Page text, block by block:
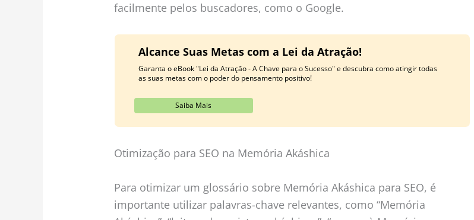
facilmente pelos buscadores, como o Google.
Alcance Suas Metas com a Lei da Atração!
Garanta o eBook "Lei da Atração - A Chave para o Sucesso" e descubra como atingir todas
as suas metas com o poder do pensamento positivo!
Saiba Mais
Otimização para SEO na Memória Akáshica
Para otimizar um glossário sobre Memória Akáshica para SEO, é
importante utilizar palavras-chave relevantes, como “Memória